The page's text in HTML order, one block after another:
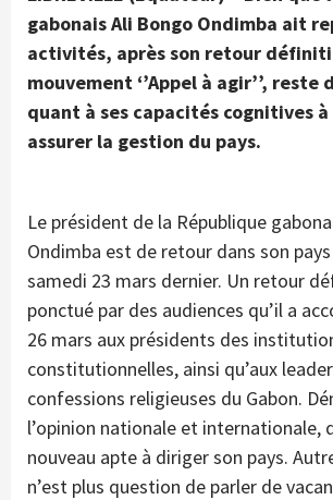
gabonais Ali Bongo Ondimba ait
activités, après son retour
mouvement ‘’Appel à agir’’,
quant à ses capacités cognitives
assurer la gestion du pays.
Le président de la République
Ondimba est de retour dans son
samedi 23 mars dernier. Un retour
ponctué par des audiences qu’il a
26 mars aux présidents des
constitutionnelles, ainsi qu’aux
confessions religieuses du Gabon.
l’opinion nationale et internationale,
nouveau apte à diriger son pays.
n’est plus question de parler de